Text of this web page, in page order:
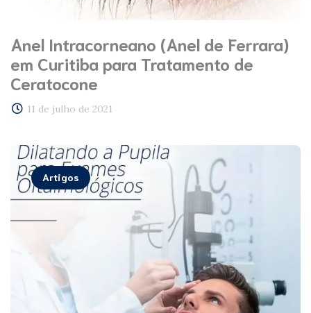
Anel Intracorneano (Anel de Ferrara)
em Curitiba para Tratamento de
Ceratocone
11 de julho de 2021
Artigos